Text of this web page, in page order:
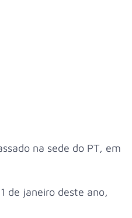
na sede do PT, em
de janeiro deste ano,